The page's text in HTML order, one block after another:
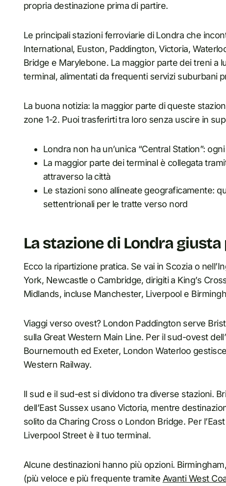
propria destinazione prima di partire.
Le principali stazioni ferroviarie di Londra che
International, Euston, Paddington, Victoria,
Bridge e Marylebone. La maggior parte dei treni a
terminal, alimentati da frequenti servizi suburbani
La buona notizia: la maggior parte di queste
zone 1-2. Puoi trasferirti tra loro senza uscire in
Londra non ha un’unica “Central Station”:
La maggior parte dei terminal è collegata
attraverso la città
Le stazioni sono allineate geograficamente:
settentrionali per le tratte verso nord
La stazione di Londra
Ecco la ripartizione pratica. Se vai in Scozia o
York, Newcastle o Cambridge, dirigiti a King’s
Midlands, incluse Manchester, Liverpool e
Viaggi verso ovest? London Paddington serve
sulla Great Western Main Line. Per il sud-ovest
Bournemouth ed Exeter, London Waterloo
Western Railway.
Il sud e il sud-est si dividono tra diverse stazioni.
dell’East Sussex usano Victoria, mentre
solito da Charing Cross o London Bridge. Per
Liverpool Street è il tuo terminal.
Alcune destinazioni hanno più opzioni.
(più veloce e più frequente tramite Avanti West